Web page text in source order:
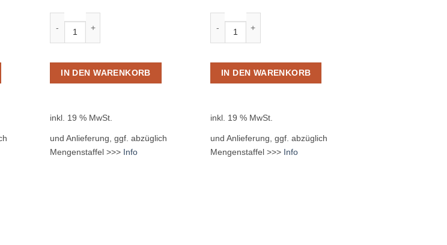
IN DEN WARENKORB
inkl. 19 % MwSt.
und Anlieferung, ggf. abzüglich
Mengenstaffel >>> Info
IN DEN WARENKORB
inkl. 19 % MwSt.
und Anlieferung, ggf. abzüglich
Mengenstaffel >>> Info